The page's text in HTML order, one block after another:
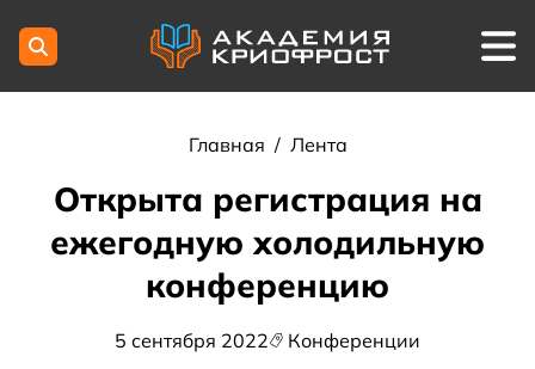
Главная / Лента
Открыта регистрация на
ежегодную холодильную
конференцию
5 сентября 2022 Конференции